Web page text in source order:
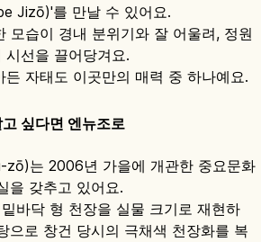
Jizō)'를 만날 수 있어요.
모습이 경내 분위기와 잘 어울려, 정원
선을 끌어당겨요.
든 자태도 이곳만의 매력 중 하나예요.
싶다면 엔뉴조로
zō)는 2006년 가을에 개관한 중요문화
을 갖추고 있어요.
바닥 형 천장을 실물 크기로 재현하
으로 창건 당시의 극채색 천장화를 복